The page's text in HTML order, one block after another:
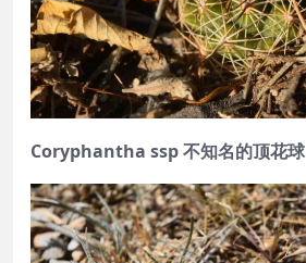
Coryphantha ssp 不知名的顶花球